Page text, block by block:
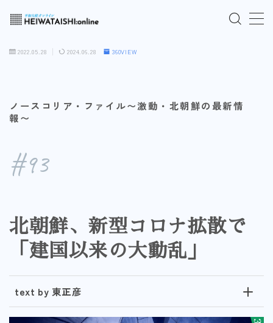
よくあるご質問
お問い合わせ
2022.05.28 2024.06.28 360VIEW
ノースコリア・ファイル〜激動・北朝鮮の最新情
報〜
#93
北朝鮮、新型コロナ拡散で
「建国以来の大動乱」
text by 東正彦